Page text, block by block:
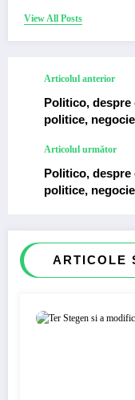
View All Posts
Articolul anterior
Politico, despre
politice,
Articolul următor
Politico, despre
politice,
ARTICOLE